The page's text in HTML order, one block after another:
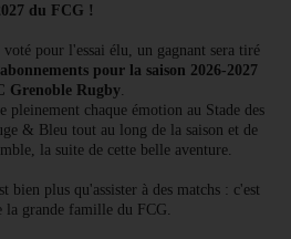
du FCG !
pour l'essai élu, un gagnant sera tiré
pour la saison 2026-2027
Grenoble Rugby.
pleinement chaque émotion au Stade des
& Bleu tout au long de la saison et de
la suite de cette belle aventure.
bien plus qu'assister à des matchs : c'est
la grande famille du FCG.